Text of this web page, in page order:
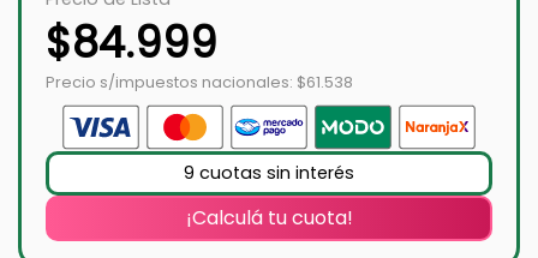
$84.999
Precio s/impuestos nacionales: $61.538
9 cuotas sin interés
¡Calculá tu cuota!